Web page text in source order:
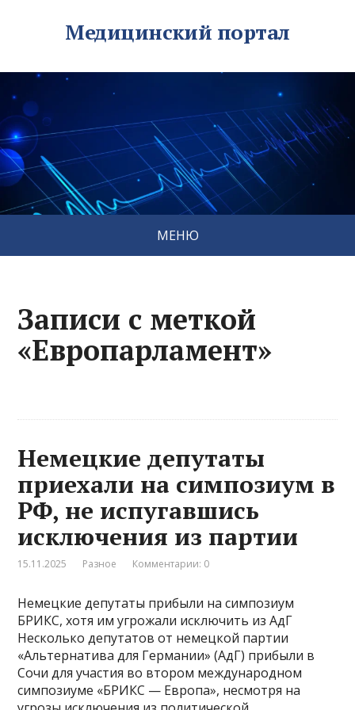
Медицинский портал
МЕНЮ
Записи с меткой
«Европарламент»
Немецкие депутаты
приехали на симпозиум в
РФ, не испугавшись
исключения из партии
15.11.2025 Разное Комментарии: 0
Немецкие депутаты прибыли на симпозиум
БРИКС, хотя им угрожали исключить из АдГ
Несколько депутатов от немецкой партии
«Альтернатива для Германии» (АдГ) прибыли в
Сочи для участия во втором международном
симпозиуме «БРИКС — Европа», несмотря на